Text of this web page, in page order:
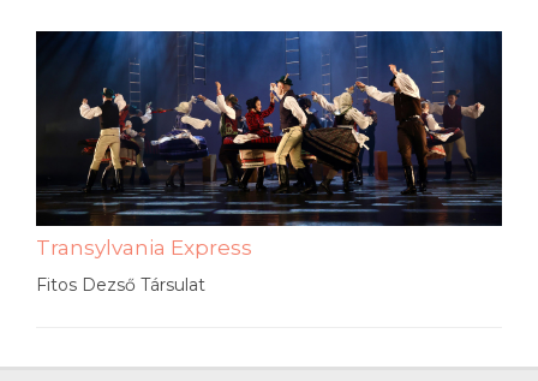
Transylvania Express
Fitos Dezső Társulat